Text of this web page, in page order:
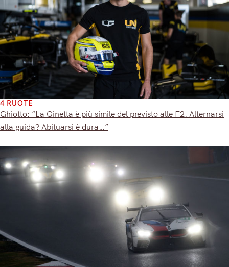
4 RUOTE
Ghiotto: “La Ginetta è più simile del previsto alle F2. Alternarsi
alla guida? Abituarsi è dura…”